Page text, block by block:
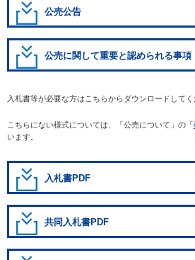
公売公告
公売に関して重要と認められる事項
入札書等が必要な方はこちらからダウンロードしてく
こちらにない様式については、「公売について」の「
います。
入札書PDF
共同入札書PDF